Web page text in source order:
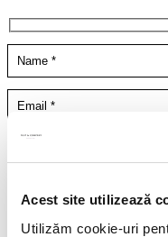
Acest site utilizează
Utilizăm cookie-uri
doc,docx,pdf,odc file types with